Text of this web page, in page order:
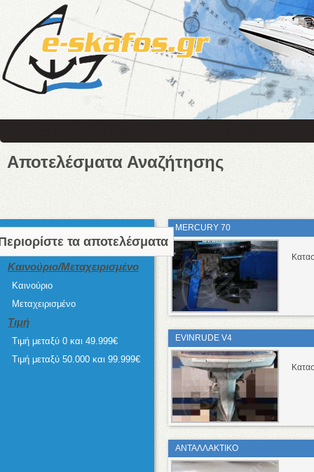
Αποτελέσματα Αναζήτησης
τα αποτελέσματα
Καινούριο/Μεταχειρισμένο
Καινούριο
Μεταχειρισμένο
Τιμή
Τιμή μεταξύ 0 και 49.999€
Τιμή μεταξύ 50.000 και 99.999€
MERCURY 70
EVINRUDE V4
ΑΝΤΑΛΛΑΚΤΙΚΟ